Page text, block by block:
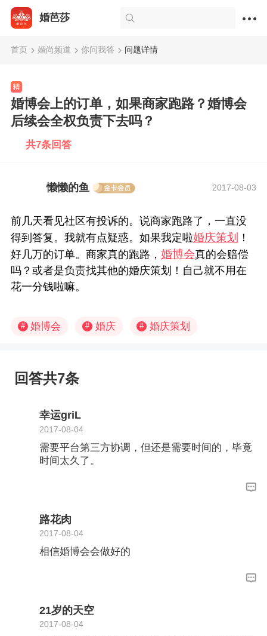
婚芭莎
首页 婚尚频道 你问我答 问题详情
婚博会上的订单，如果商家跑路？婚博会
后续会全权负责下去吗？
共7条回答
懒懒的鱼 2017-08-03
前几天看见社区有投诉的。说商家跑路了，一直没
得到答复。我就有点疑惑。如果我定啦婚庆策划 ！
好几万的订单。商家真的跑路， 婚博会真的会赔偿
吗？或者是负责找其他的婚庆策划！自己就不用在
花一分钱啦嘛。
# 婚博会 # 婚庆 # 婚庆策划
回答共7条
幸运griL
2017-08-04
需要平台第三方协调，但还是需要时间的，毕竟
时间太久了。
路花肉
2017-08-04
相信婚博会会做好的
21岁的天空
2017-08-04